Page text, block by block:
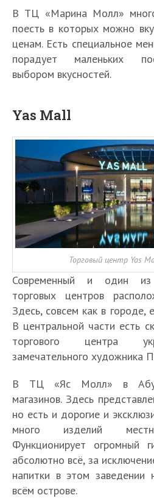
В ТЦ «Марина Молл»
поесть в которых можно
ценам. Есть специальное
порадует маленьких
выбором вкусностей.
Yas Mall
Торговый центр Yas
Современный и один из
торговых центров
Здесь, совсем как в городе,
В центральной части есть
торгового центра
замечательного художника
В ТЦ «Яс Молл» в Абу-
магазинов. Здесь
но есть и дорогие и
много изделий
Функционирует огромный
абсолютно всё, за
напитки в этом
всём острове.